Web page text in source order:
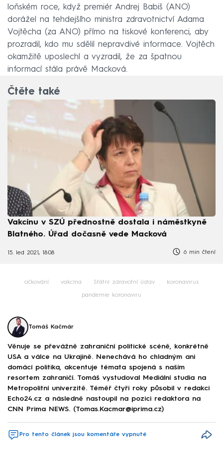
loňském roce, když premiér Andrej Babiš (ANO)
dorážel na tehdejšího ministra zdravotnictví Adama
Vojtěcha (za ANO) přímo na tiskové konferenci, aby
prozradil, kdo mu sdělil nepravdivé informace. Vojtěch
okamžitě uposlechl a vyzradil, že za špatnou
informací stála právě Macková.
Čtěte také
Vakcínu v SZÚ přednostně dostala i náměstkyně
Blatného. Úřad dočasně vede Macková
15. led 2021, 18:08 6 min čtení
očkování vakcína Státní zdravotní ústav koronavirus
pandemie koronaviru
Tomáš Kačmár
Věnuje se převážně zahraniční politické scéně, konkrétně
USA a válce na Ukrajině. Nenechává ho chladným ani
domácí politika, akcentuje témata spojená s naším
resortem zahraničí. Tomáš vystudoval Mediální studia na
Metropolitní univerzitě. Téměř čtyři roky působil v redakci
Echo24.cz a následně nastoupil na pozici redaktora na
CNN Prima NEWS. (Tomas.Kacmar@iprima.cz)
Pro tento článek jsou komentáře vypnuté